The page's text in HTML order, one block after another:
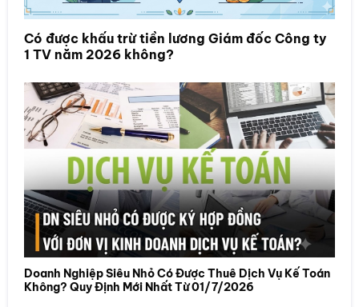
Có được khấu trừ tiền lương Giám đốc Công ty
1 TV năm 2026 không?
Doanh Nghiệp Siêu Nhỏ Có Được Thuê Dịch Vụ Kế Toán
Không? Quy Định Mới Nhất Từ 01/7/2026